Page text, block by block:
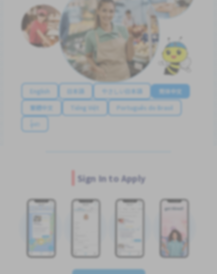
English 日本語 やさしい日本語
简体中文
繁體中文
Tiếng Việt
Português do Brasil
န်မာ
Sign In to Apply